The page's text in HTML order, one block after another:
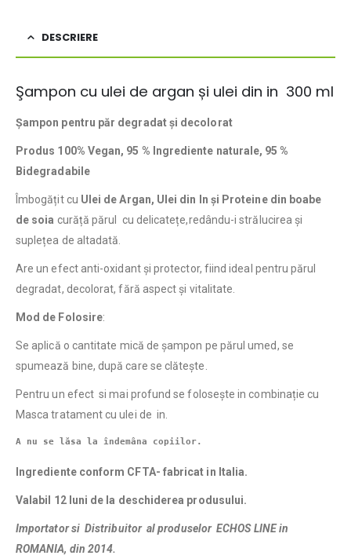
DESCRIERE
Şampon cu ulei de argan și ulei din in 300 ml
Şampon pentru păr degradat și decolorat
Produs 100% Vegan, 95 % Ingrediente naturale, 95 %
Bidegradabile
Îmbogățit cu Ulei de Argan, Ulei din In și Proteine din boabe
de soia curăță părul cu delicatețe,redându-i strălucirea și
suplețea de altadată.
Are un efect anti-oxidant și protector, fiind ideal pentru părul
degradat, decolorat, fără aspect și vitalitate.
Mod de Folosire:
Se aplică o cantitate mică de șampon pe părul umed, se
spumează bine, după care se clătește.
Pentru un efect si mai profund se folosește in combinație cu
Masca tratament cu ulei de in.
A nu se lăsa la îndemâna copiilor.
Ingrediente conform CFTA- fabricat in Italia.
Valabil 12 luni de la deschiderea produsului.
Importator si Distribuitor al produselor ECHOS LINE in
ROMANIA, din 2014.